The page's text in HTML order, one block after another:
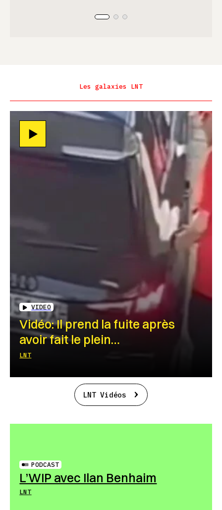
Les galaxies LNT
VIDEO
Vidéo: Il prend la fuite après
avoir fait le plein…
LNT
LNT Vidéos
PODCAST
L’WIP avec Ilan Benhaim
LNT